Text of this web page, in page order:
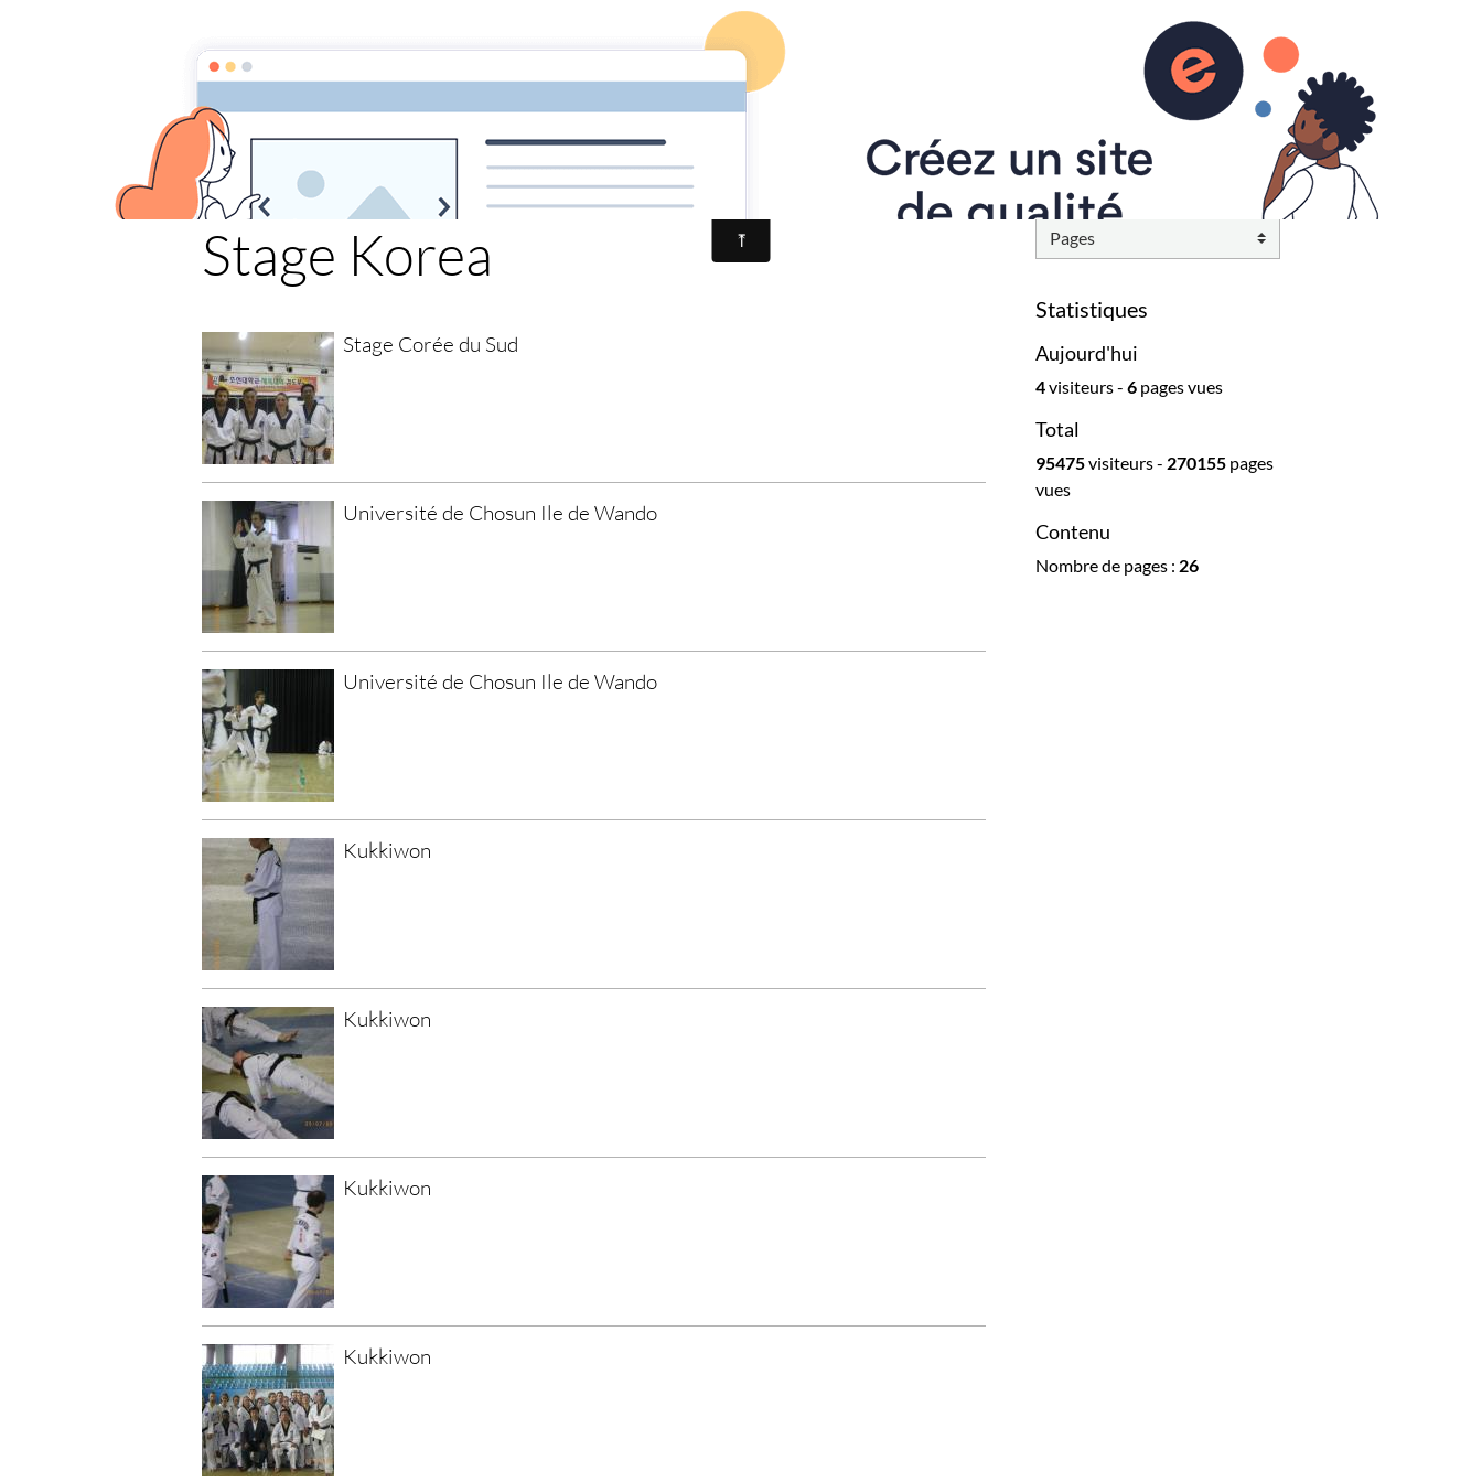
École de Taekwondo Montreuil - D.M.ART’ASSOCIATION
Lieux/horaires/tarifs Inscriptions
Agenda Album photo
Accueil Album photo Stage Korea
Stage Korea
Stage Corée du Sud
Université de Chosun Ile de Wando
Université de Chosun Ile de Wando
Kukkiwon
Kukkiwon
Kukkiwon
Kukkiwon
RESULTATS
Statistiques
Aujourd'hui
4visiteurs - 6 pages vues
Total
95475visiteurs - 270155 pages
vues
Contenu
Nombre de pages : 26